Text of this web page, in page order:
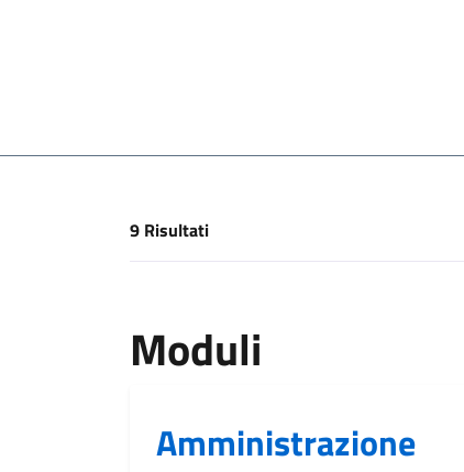
[results] Risultati
9 Risultati
Moduli
Amministrazione